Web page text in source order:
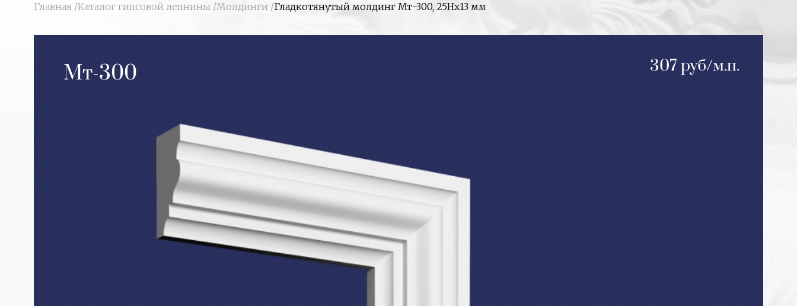
Главная /Каталог гипсовой лепнины /Молдинги /Гладкотянутый молдинг Мт-300, 25Нх13 мм
Мт-300 307 руб/м.п.